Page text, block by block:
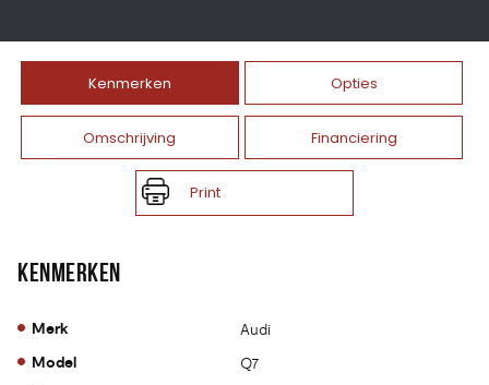
Kenmerken Opties
Omschrijving Financiering
Print
KENMERKEN
Merk Audi
Model Q7